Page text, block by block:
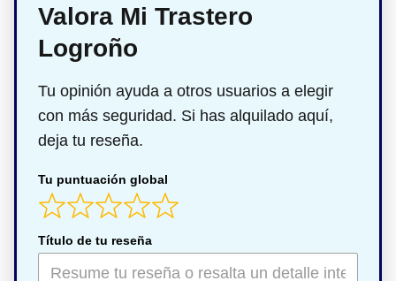
Valora Mi Trastero
Logroño
Tu opinión ayuda a otros usuarios a elegir
con más seguridad. Si has alquilado aquí,
deja tu reseña.
Tu puntuación global
Título de tu reseña